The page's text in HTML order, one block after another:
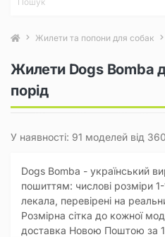
Жилети та попони для собак
Жилети Dogs Bomba
порід
У наявності: 91 моделей від
Dogs Bomba - український
пошиттям: числові розміри
лекала, перевірені на
Розмірна сітка до кожної
доставка Новою Поштою за